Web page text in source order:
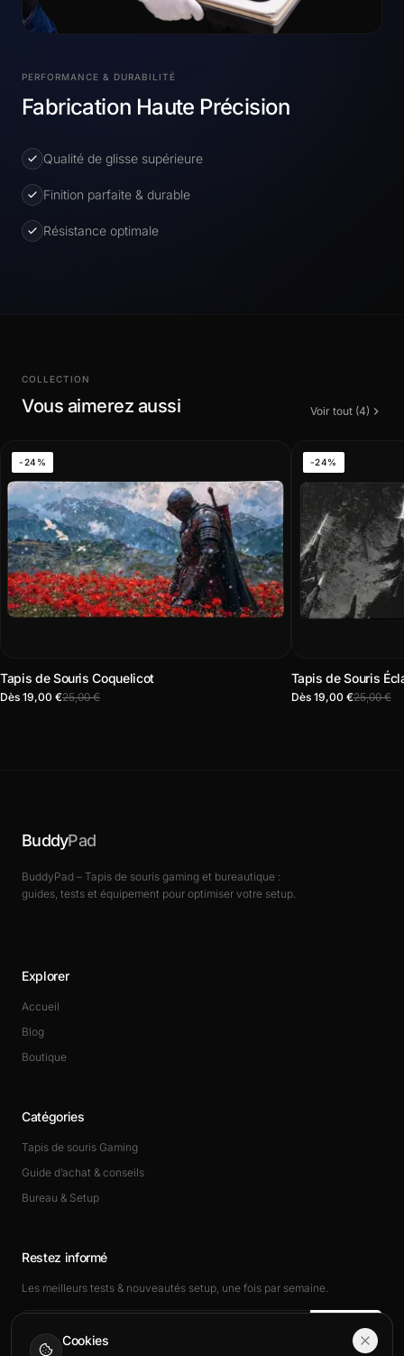
PERFORMANCE & DURABILITÉ
Fabrication Haute Précision
Qualité de glisse supérieure
Finition parfaite & durable
Résistance optimale
COLLECTION
Vous aimerez aussi Voir tout (4)
-24%
Tapis de Souris Coquelicot
Dès 19,00 €25,00 €
-24%
Tapis de Souris
Dès 19,00 €25,00 €
BuddyPad
BuddyPad – Tapis de souris gaming et bureautique :
guides, tests et équipement pour optimiser votre setup.
Explorer
Accueil
Blog
Boutique
Catégories
Tapis de souris Gaming
Guide d’achat & conseils
Bureau & Setup
Restez informé
Les meilleurs tests & nouveautés setup, une fois par semaine.
Rejoindre
Cookies